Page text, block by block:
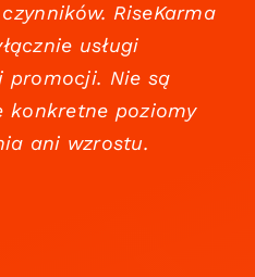
RiseKarma
usługi
promocji. Nie są
konkretne poziomy
ani wzrostu.